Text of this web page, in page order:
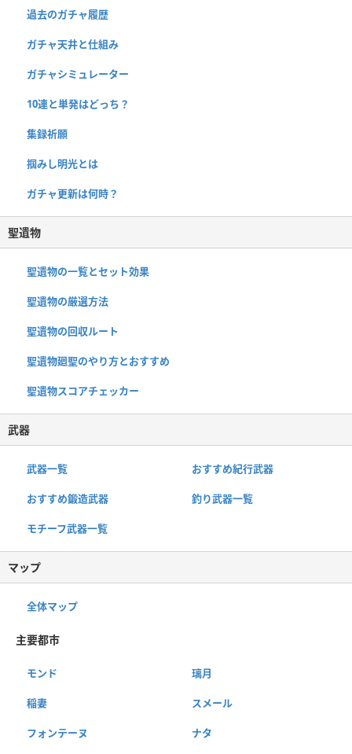
過去のガチャ履歴
ガチャ天井と仕組み
ガチャシミュレーター
10連と単発はどっち？
集録祈願
掴みし明光とは
ガチャ更新は何時？
聖遺物
聖遺物の一覧とセット効果
聖遺物の厳選方法
聖遺物の回収ルート
聖遺物廻聖のやり方とおすすめ
聖遺物スコアチェッカー
武器
武器一覧 おすすめ紀行武器
おすすめ鍛造武器 釣り武器一覧
モチーフ武器一覧
マップ
全体マップ
主要都市
モンド 璃月
稲妻 スメール
フォンテーヌ ナタ